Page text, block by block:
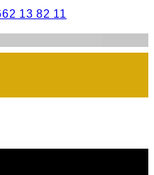
13 82 11